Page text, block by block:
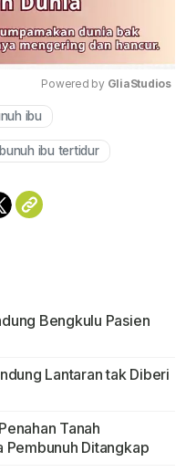
Powered by GliaStudios
ibu
ibu tertidur
Bengkulu Pasien
Lantaran tak Diberi
Tanah
Pembunuh Ditangkap